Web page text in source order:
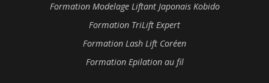
Formation Modelage Liftant Japonais Kobido
Formation TriLift Expert
Formation Lash Lift Coréen
Formation Epilation au fil